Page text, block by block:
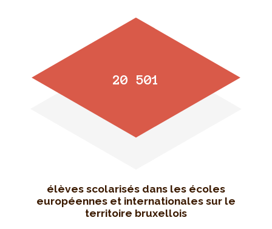
20 501
élèves scolarisés dans les écoles
européennes et internationales sur le
territoire bruxellois